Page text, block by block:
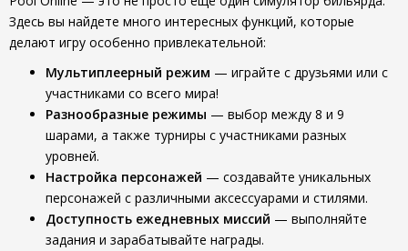
Здесь вы найдете много интересных функций, которые
делают игру особенно привлекательной:
Мультиплеерный режим — играйте с друзьями или с
участниками со всего мира!
Разнообразные режимы — выбор между 8 и 9
шарами, а также турниры с участниками разных
уровней.
Настройка персонажей — создавайте уникальных
персонажей с различными аксессуарами и стилями.
Доступность ежедневных миссий — выполняйте
задания и зарабатывайте награды.